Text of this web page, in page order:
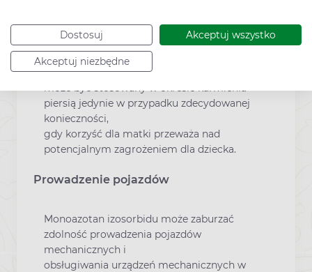
Dostosuj Akceptuj wszystko
Akceptuj niezbędne
Stopień wydzielania
azotanów do mleka kobiet karmiących piersią
nie został oszacowany. Dlatego monoazotan
izosorbidu
może być stosowany w okresie karmienia
piersią jedynie w przypadku zdecydowanej
konieczności,
gdy korzyść dla matki przeważa nad
potencjalnym zagrożeniem dla dziecka.
Prowadzenie pojazdów
Monoazotan izosorbidu może zaburzać
zdolność prowadzenia pojazdów
mechanicznych i
obsługiwania urządzeń mechanicznych w